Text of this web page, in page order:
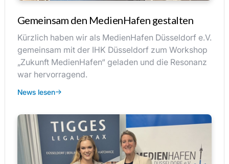
Gemeinsam den MedienHafen gestalten
Kürzlich haben wir als MedienHafen Düsseldorf e.V.
gemeinsam mit der IHK Düsseldorf zum Workshop
„Zukunft MedienHafen“ geladen und die Resonanz
war hervorragend.
News lesen